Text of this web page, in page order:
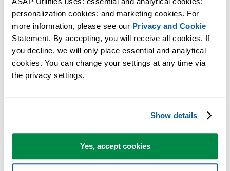
personalization cookies; and marketing cookies. For
more information, please see our Privacy and Cookie
Statement. By accepting, you will receive all cookies. If
you decline, we will only place essential and analytical
cookies. You can change your settings at any time via
the privacy settings.
Show details
Yes, accept cookies